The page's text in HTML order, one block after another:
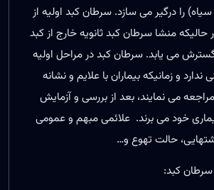
را درگیر می سازد. سرطان کبد اولیه از
حالیکه منشا سرطان کبد ثانویه خارج از کبد
می یابد. سرطان کبد در مراحل اولیه
و زمانیکه بیماران با علایم و نشانه
می نمایند، بعد از بررسی و آزمایش
خود می برند. علائمی مبهم و عمومی
حالت تهوع و…
کبد: